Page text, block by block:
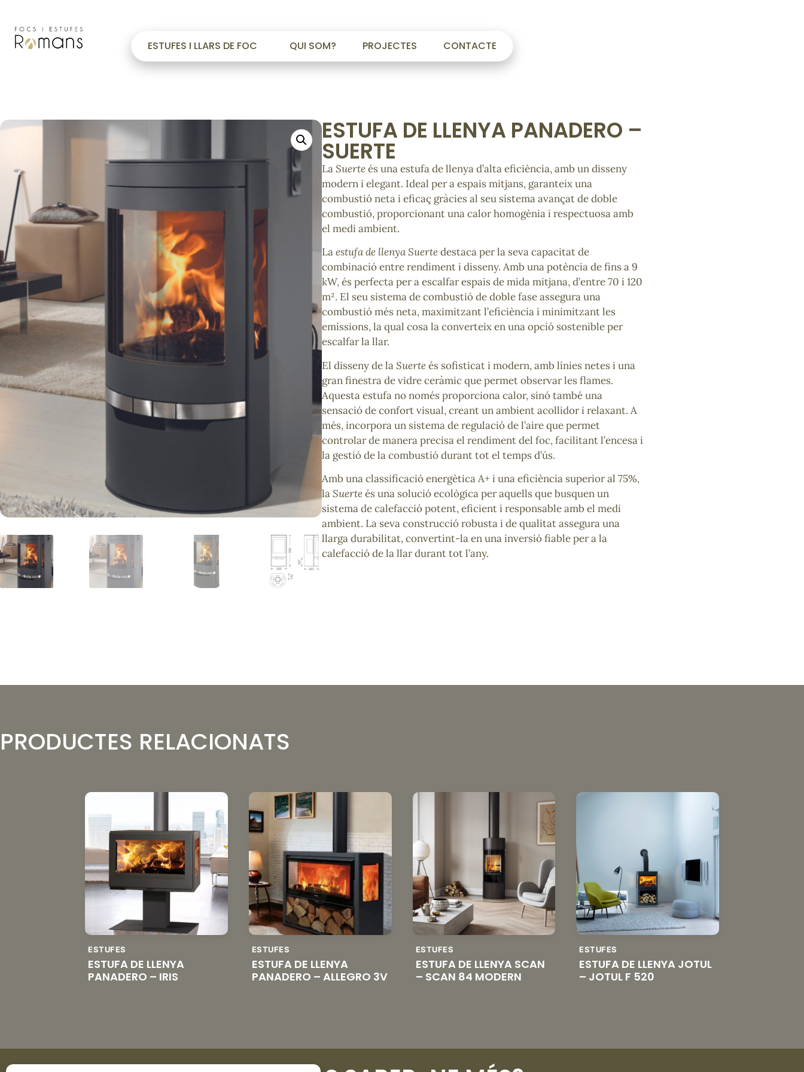
ESTUFES I LLARS DE FOC QUI SOM? PROJECTES CONTACTE
ESTUFA DE LLENYA PANADERO –
SUERTE
LaSuerteés una estufa de llenya d’alta eficiència, amb un disseny
modern i elegant. Ideal per a espais mitjans, garanteix una
combustió neta i eficaç gràcies al seu sistema avançat de doble
combustió, proporcionant una calor homogènia i respectuosa amb
el medi ambient.
Laestufa de llenya Suertedestaca per la seva capacitat de
combinació entre rendiment i disseny. Amb una potència de fins a 9
kW, és perfecta per a escalfar espais de mida mitjana, d’entre 70 i 120
m². El seu sistema de combustió de doble fase assegura una
combustió més neta, maximitzant l’eficiència i minimitzant les
emissions, la qual cosa la converteix en una opció sostenible per
escalfar la llar.
El disseny de laSuerteés sofisticat i modern, amb línies netes i una
gran finestra de vidre ceràmic que permet observar les flames.
Aquesta estufa no només proporciona calor, sinó també una
sensació de confort visual, creant un ambient acollidor i relaxant. A
més, incorpora un sistema de regulació de l’aire que permet
controlar de manera precisa el rendiment del foc, facilitant l’encesa i
la gestió de la combustió durant tot el temps d’ús.
Amb una classificació energètica A+ i una eficiència superior al 75%,
laSuerteés una solució ecològica per aquells que busquen un
sistema de calefacció potent, eficient i responsable amb el medi
ambient. La seva construcció robusta i de qualitat assegura una
llarga durabilitat, convertint-la en una inversió fiable per a la
calefacció de la llar durant tot l’any.
PRODUCTES RELACIONATS
ESTUFES
ESTUFA DE LLENYA
PANADERO – IRIS
ESTUFES
ESTUFA DE LLENYA
PANADERO – ALLEGRO 3V
ESTUFES
ESTUFA DE LLENYA SCAN
– SCAN 84 MODERN
ESTUFES
ESTUFA DE LLENYA JOTUL
– JOTUL F 520